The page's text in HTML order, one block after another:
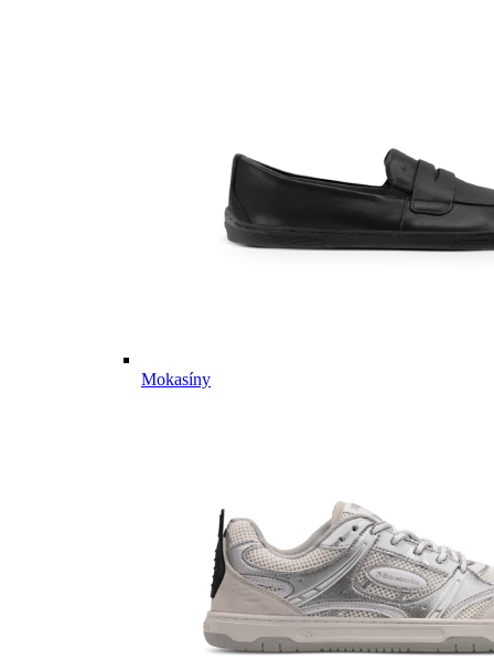
Mokasíny